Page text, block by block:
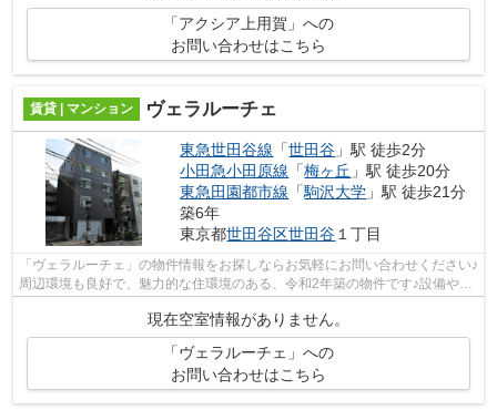
「アクシア上用賀」への
お問い合わせはこちら
賃貸 | マンション ヴェラルーチェ
東急世田谷線 「世田谷 」駅 徒歩2分
小田急小田原線 「梅ヶ丘 」駅 徒歩20分
東急田園都市線 「駒沢大学 」駅 徒歩21分
築6年
東京都世田谷区世田谷 １丁目
「ヴェラルーチェ」の物件情報をお探しならお気軽にお問い合わせください♪
周辺環境も良好で、魅力的な住環境のある、令和2年築の物件です♪設備やレ
イアウトにもこだわりのあるマンショ...
現在空室情報がありません。
「ヴェラルーチェ」への
お問い合わせはこちら